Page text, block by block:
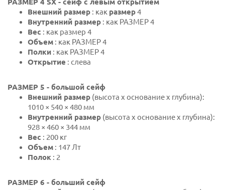
РАЗМЕР 4 SX - сейф с левым открытием
Внешний размер : как размер4
Внутренний размер : как РАЗМЕР 4
Вес : как размер 4
Объем : как РАЗМЕР 4
Полки : как РАЗМЕР 4
Открытие : слева
РАЗМЕР 5 - большой сейф
Внешний размер (высота х основание х глубина):
1010 × 540 × 480 мм
Внутренний размер (высота х основание х глубина):
928 × 460 × 344 мм
Вес : 200 кг
Объем : 147 Лт
Полок : 2
РАЗМЕР 6 - больший сейф